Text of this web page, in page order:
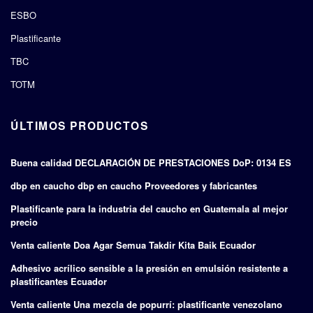
ESBO
Plastificante
TBC
TOTM
ÚLTIMOS PRODUCTOS
Buena calidad DECLARACIÓN DE PRESTACIONES DoP: 0134 ES
dbp en caucho dbp en caucho Proveedores y fabricantes
Plastificante para la industria del caucho en Guatemala al mejor
precio
Venta caliente Doa Agar Semua Takdir Kita Baik Ecuador
Adhesivo acrílico sensible a la presión en emulsión resistente a
plastificantes Ecuador
Venta caliente Una mezcla de popurrí: plastificante venezolano